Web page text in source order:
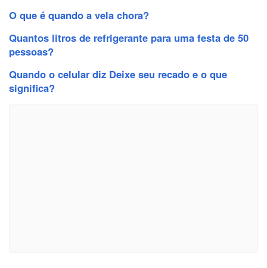
O que é quando a vela chora?
Quantos litros de refrigerante para uma festa de 50
pessoas?
Quando o celular diz Deixe seu recado e o que
significa?